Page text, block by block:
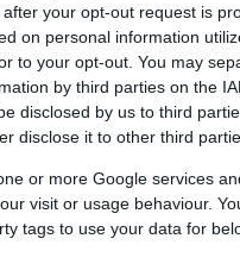
your opt-out request is
on personal information
to your opt-out. You may
by third parties on the
disclosed by us to third
disclose it to other third
or more Google services
visit or usage behaviour.
tags to use your data for